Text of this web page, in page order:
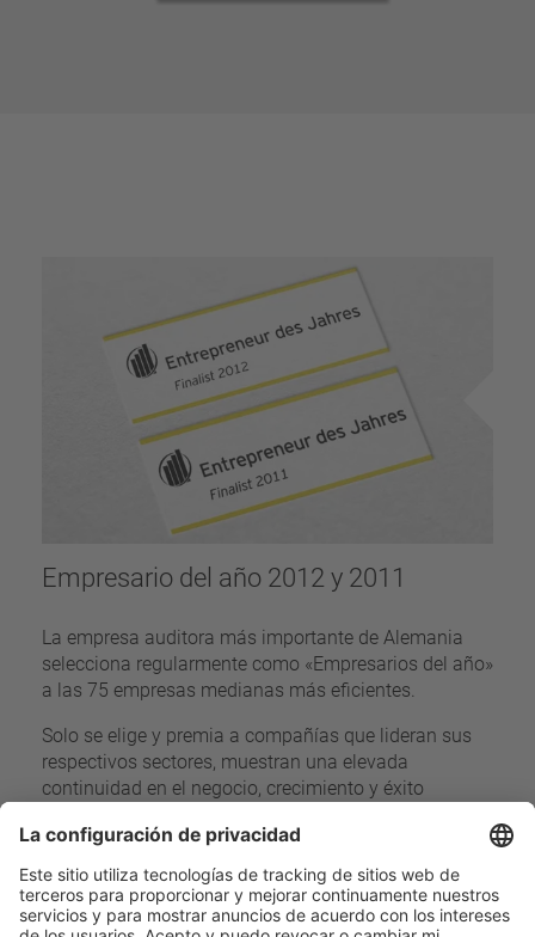
Empresario del año 2012 y 2011
La empresa auditora más importante de Alemania
selecciona regularmente como «Empresarios del año»
a las 75 empresas medianas más eficientes.
Solo se elige y premia a compañías que lideran sus
respectivos sectores, muestran una elevada
continuidad en el negocio, crecimiento y éxito
competidores.